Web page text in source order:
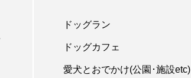
ドッグラン
ドッグカフェ
愛犬とおでかけ(公園･施設etc)